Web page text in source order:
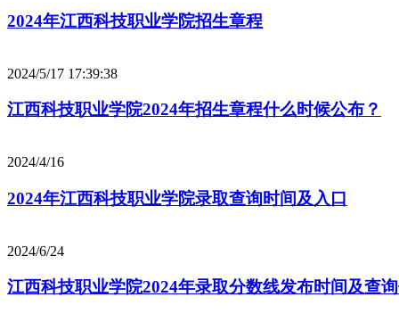
2024年江西科技职业学院招生章程
2024/5/17 17:39:38
江西科技职业学院2024年招生章程什么时候公布？
2024/4/16
2024年江西科技职业学院录取查询时间及入口
2024/6/24
江西科技职业学院2024年录取分数线发布时间及查